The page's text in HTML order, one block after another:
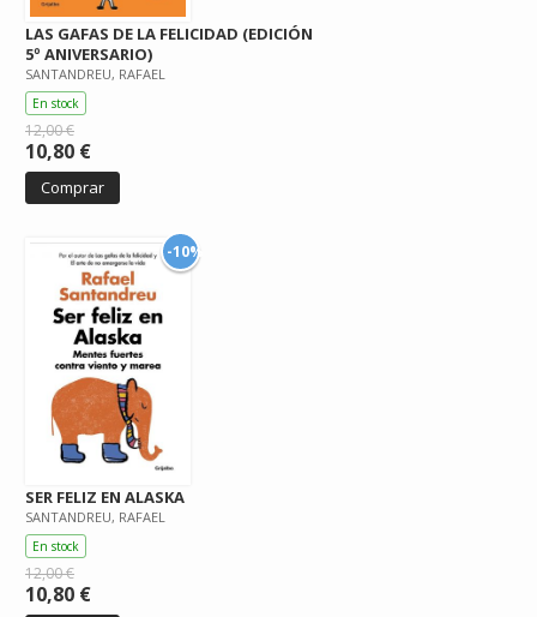
LAS GAFAS DE LA FELICIDAD (EDICIÓN
5º ANIVERSARIO)
SANTANDREU, RAFAEL
En stock
12,00 €
10,80 €
Comprar
-10%
SER FELIZ EN ALASKA
SANTANDREU, RAFAEL
En stock
12,00 €
10,80 €